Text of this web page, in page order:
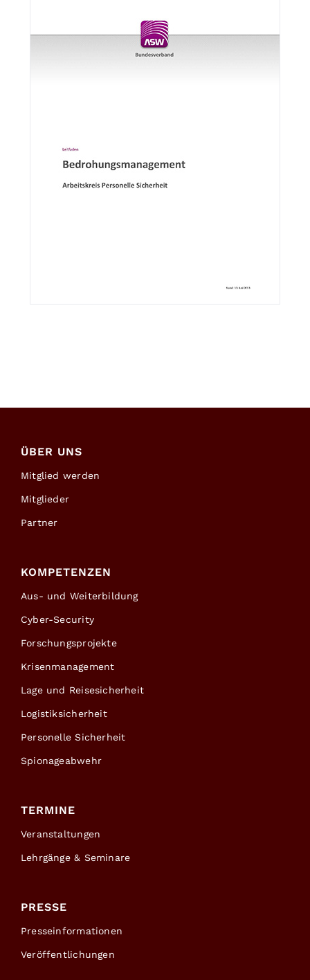
ÜBER UNS
Mitglied werden
Mitglieder
Partner
KOMPETENZEN
Aus- und Weiterbildung
Cyber-Security
Forschungsprojekte
Krisenmanagement
Lage und Reisesicherheit
Logistiksicherheit
Personelle Sicherheit
Spionageabwehr
TERMINE
Veranstaltungen
Lehrgänge & Seminare
PRESSE
Presseinformationen
Veröffentlichungen